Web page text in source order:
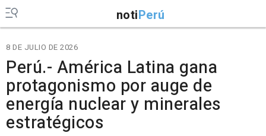
notiPerú
8 DE JULIO DE 2026
Perú.- América Latina gana
protagonismo por auge de
energía nuclear y minerales
estratégicos